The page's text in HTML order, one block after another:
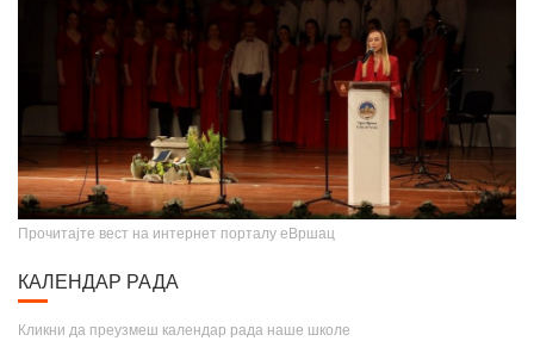
Прочитајте вест на интернет порталу еВршац
КАЛЕНДАР РАДА
Кликни да преузмеш календар рада наше школе